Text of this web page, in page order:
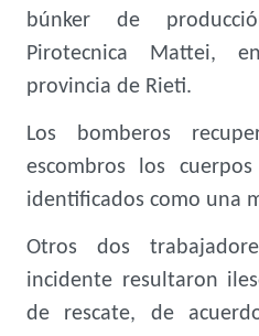
búnker de
Pirotecnica Mattei,
provincia de Rieti.
Los bomberos
escombros los
identificados como una
Otros dos
incidente resultaron
de rescate, de